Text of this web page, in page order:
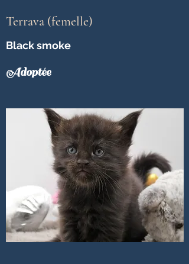
Terrava (femelle)
Black smoke
Adoptée